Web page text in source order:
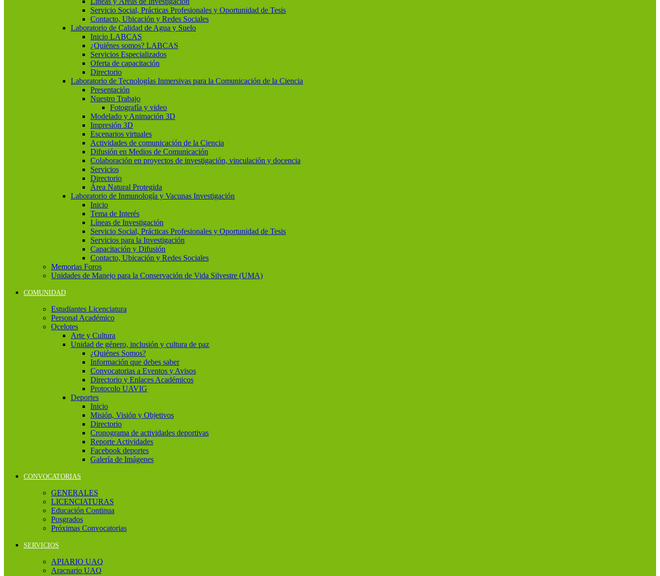
Servicio Social, Prácticas Profesionales y Oportunidad de Tesis
Contacto, Ubicación y Redes Sociales
Laboratorio de Calidad de Agua y Suelo
Inicio LABCAS
¿Quiénes somos? LABCAS
Servicios Especializados
Oferta de capacitación
Directorio
Laboratorio de Tecnologías Inmersivas para la Comunicación de la Ciencia
Presentación
Nuestro Trabajo
Fotografía y video
Modelado y Animación 3D
Impresión 3D
Escenarios virtuales
Actividades de comunicación de la Ciencia
Difusión en Medios de Comunicación
Colaboración en proyectos de investigación, vinculación y docencia
Servicios
Directorio
Área Natural Protegida
Laboratorio de Inmunología y Vacunas Investigación
Inicio
Tema de Interés
Líneas de Investigación
Servicio Social, Prácticas Profesionales y Oportunidad de Tesis
Servicios para la Investigación
Capacitación y Difusión
Contacto, Ubicación y Redes Sociales
Memorias Foros
Unidades de Manejo para la Conservación de Vida Silvestre (UMA)
COMUNIDAD
Estudiantes Licenciatura
Personal Académico
Ocelotes
Arte y Cultura
Unidad de género, inclusión y cultura de paz
¿Quiénes Somos?
Información que debes saber
Convocatorias a Eventos y Avisos
Directorio y Enlaces Académicos
Protocolo UAVIG
Deportes
Inicio
Misión, Visión y Objetivos
Directorio
Cronograma de actividades deportivas
Reporte Actividades
Facebook deportes
Galería de Imágenes
CONVOCATORIAS
GENERALES
LICENCIATURAS
Educación Continua
Posgrados
Próximas Convocatorias
SERVICIOS
APIARIO UAQ
Aracnario UAQ